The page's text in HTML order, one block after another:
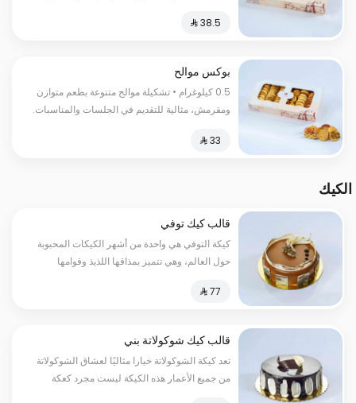
بوكس موالح
0.5 كيلوغرام • تشكيلة موالح متنوعة بطعم متوازن
ومقرمش، مثالية للتقديم في الجلسات والمناسبات.
الكيك
قالب كيك توفي
كيكة التوفي هي واحدة من أشهر الكيكات المحبوبة
حول العالم، وهي تتميز بمذاقها اللذيذ وقوامها
قالب كيك شوكولاتة بني
تعد كيكة الشوكولاتة خيارا مثاليًا لعشاق الشوكولاتة
من جميع الأعمار هذه الكيكة ليست مجرد كعكة